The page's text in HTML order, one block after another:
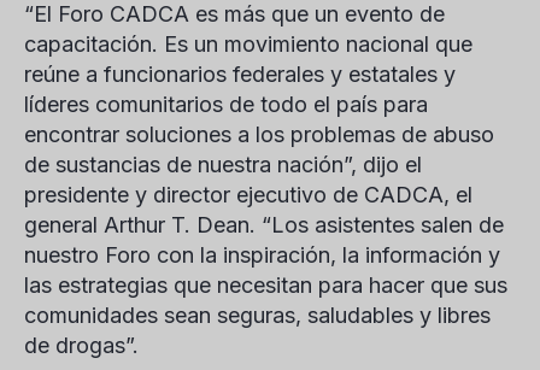
“El Foro CADCA es más que un evento de
capacitación. Es un movimiento nacional que
reúne a funcionarios federales y estatales y
líderes comunitarios de todo el país para
encontrar soluciones a los problemas de abuso
de sustancias de nuestra nación”, dijo el
presidente y director ejecutivo de CADCA, el
general Arthur T. Dean. “Los asistentes salen de
nuestro Foro con la inspiración, la información y
las estrategias que necesitan para hacer que sus
comunidades sean seguras, saludables y libres
de drogas”.